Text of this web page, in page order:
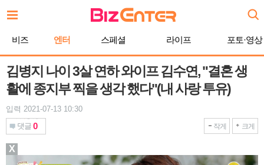
문
비즈 엔터 스페셜 라이프 포토·영상
김병지 나이 3살 연하 와이프 김수연, "결혼 생
활에 종지부 찍을 생각 했다"(내 사랑 투유)
입력 2021-07-13 10:30
댓글 0 작게 크게
X